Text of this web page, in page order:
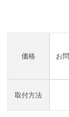
価格
取付方法
お